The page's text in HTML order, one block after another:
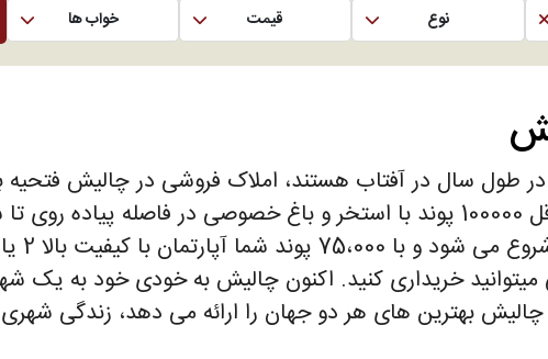
نوع قیمت خواب ها
در طول سال در آفتاب هستند، املاک فروشی در چالیش
کنید.
چالیش بهترین های هر دو جهان را ارائه می دهد، زندگی